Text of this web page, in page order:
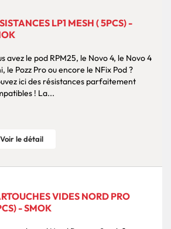
LP1 MESH ( 5PCS) -
avez le pod RPM25, le Novo 4, le Novo 4
le Pozz Pro ou encore le NFix Pod ?
ici des résistances parfaitement
compatibles ! La...
Voir le détail
VIDES NORD PRO
- SMOK